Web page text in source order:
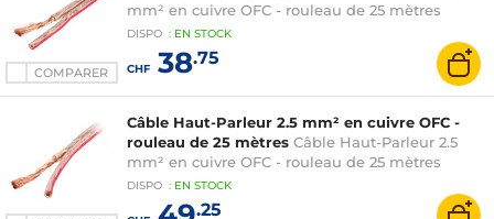
COMPARER
mm² en cuivre OFC - rouleau de 25 mètres
DISPO : EN STOCK
CHF38.75
Câble Haut-Parleur 2.5 mm² en cuivre OFC -
rouleau de 25 mètres Câble Haut-Parleur 2.5
mm² en cuivre OFC - rouleau de 25 mètres
DISPO : EN STOCK
.25